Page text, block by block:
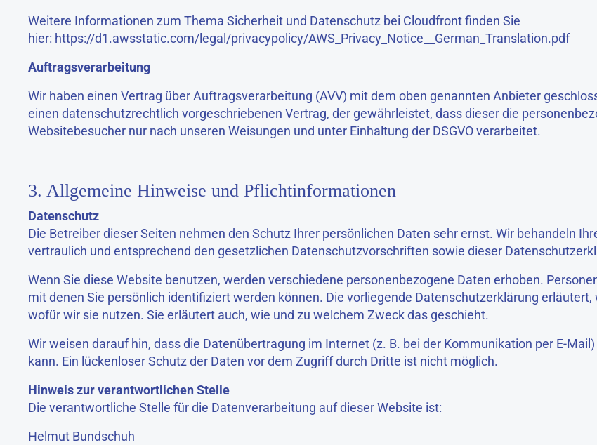
Weitere Informationen zum Thema Sicherheit und Datenschutz bei Cloudfront finden Sie
hier: https://d1.awsstatic.com/legal/privacypolicy/AWS_Privacy_Notice__German_Translation.pdf
Auftragsverarbeitung
Wir haben einen Vertrag über Auftragsverarbeitung (AVV) mit dem oben genannten Anbieter
einen datenschutzrechtlich vorgeschriebenen Vertrag, der gewährleistet, dass dieser die
Websitebesucher nur nach unseren Weisungen und unter Einhaltung der DSGVO verarbeitet.
3. Allgemeine Hinweise und Pflichtinformationen
Datenschutz
Die Betreiber dieser Seiten nehmen den Schutz Ihrer persönlichen Daten sehr ernst. Wir behandeln
vertraulich und entsprechend den gesetzlichen Datenschutzvorschriften sowie dieser
Wenn Sie diese Website benutzen, werden verschiedene personenbezogene Daten erhoben.
mit denen Sie persönlich identifiziert werden können. Die vorliegende Datenschutzerklärung
wofür wir sie nutzen. Sie erläutert auch, wie und zu welchem Zweck das geschieht.
Wir weisen darauf hin, dass die Datenübertragung im Internet (z. B. bei der Kommunikation per E-
kann. Ein lückenloser Schutz der Daten vor dem Zugriff durch Dritte ist nicht möglich.
Hinweis zur verantwortlichen Stelle
Die verantwortliche Stelle für die Datenverarbeitung auf dieser Website ist:
Helmut Bundschuh